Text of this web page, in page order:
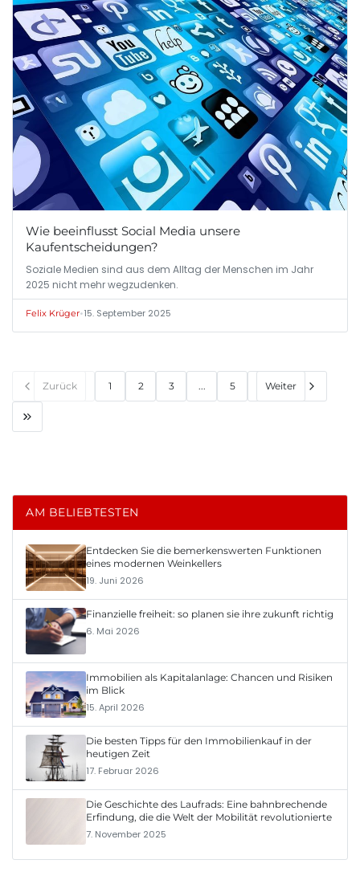
Wie beeinflusst Social Media unsere
Kaufentscheidungen?
Soziale Medien sind aus dem Alltag der Menschen im Jahr
2025 nicht mehr wegzudenken.
Felix Krüger•15. September 2025
Zurück 1 2 3 ... 5 Weiter
AM BELIEBTESTEN
Entdecken Sie die bemerkenswerten Funktionen
eines modernen Weinkellers
19. Juni 2026
Finanzielle freiheit: so planen sie ihre zukunft richtig
6. Mai 2026
Immobilien als Kapitalanlage: Chancen und Risiken
im Blick
15. April 2026
Die besten Tipps für den Immobilienkauf in der
heutigen Zeit
17. Februar 2026
Die Geschichte des Laufrads: Eine bahnbrechende
Erfindung, die die Welt der Mobilität revolutionierte
7. November 2025